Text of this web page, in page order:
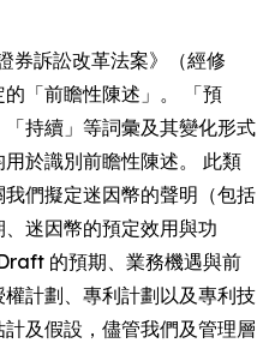
券訴訟改革法案》（經修
「前瞻性陳述」。 「預
持續」等詞彙及其變化形式
於識別前瞻性陳述。 此類
們擬定迷因幣的聲明（包括
迷因幣的預定效用與功
的預期、業務機遇與前
計劃、專利計劃以及專利技
及假設，儘管我們及管理層